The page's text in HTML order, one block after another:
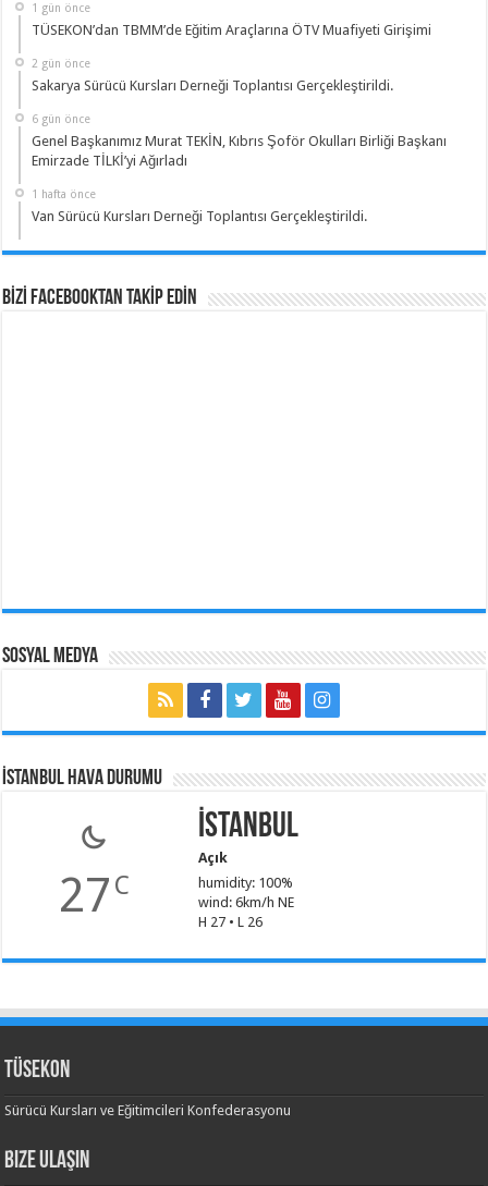
1 gün önce
TÜSEKON’dan TBMM’de Eğitim Araçlarına ÖTV Muafiyeti Girişimi
2 gün önce
Sakarya Sürücü Kursları Derneği Toplantısı Gerçekleştirildi.
6 gün önce
Genel Başkanımız Murat TEKİN, Kıbrıs Şoför Okulları Birliği Başkanı
Emirzade TİLKİ’yi Ağırladı
1 hafta önce
Van Sürücü Kursları Derneği Toplantısı Gerçekleştirildi.
BİZİ Facebooktan TAKİP EDİN
Sosyal Medya
İSTANBUL HAVA DURUMU
27 C
İstanbul
Açık
humidity: 100%
wind: 6km/h NE
H 27 • L 26
TÜSEKON
Sürücü Kursları ve Eğitimcileri Konfederasyonu
Bize Ulaşın